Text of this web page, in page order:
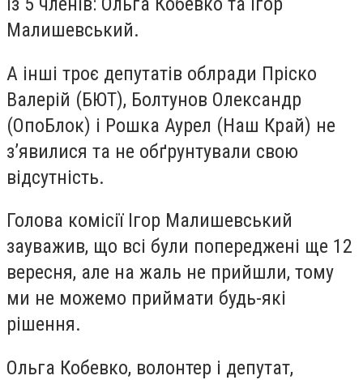
Малишевський.
А інші троє депутатів облради Пріско
Валерій (БЮТ), Болтунов Олександр
(ОпоБлок) і Рошка Аурел (Наш Край) не
з’явилися та не обґрунтували свою
відсутність.
Голова комісії Ігор Малишевський
зауважив, що всі були попереджені ще 12
вересня, але на жаль не прийшли, тому
ми не можемо приймати будь-які
рішення.
Ольга Кобевко, волонтер і депутат,